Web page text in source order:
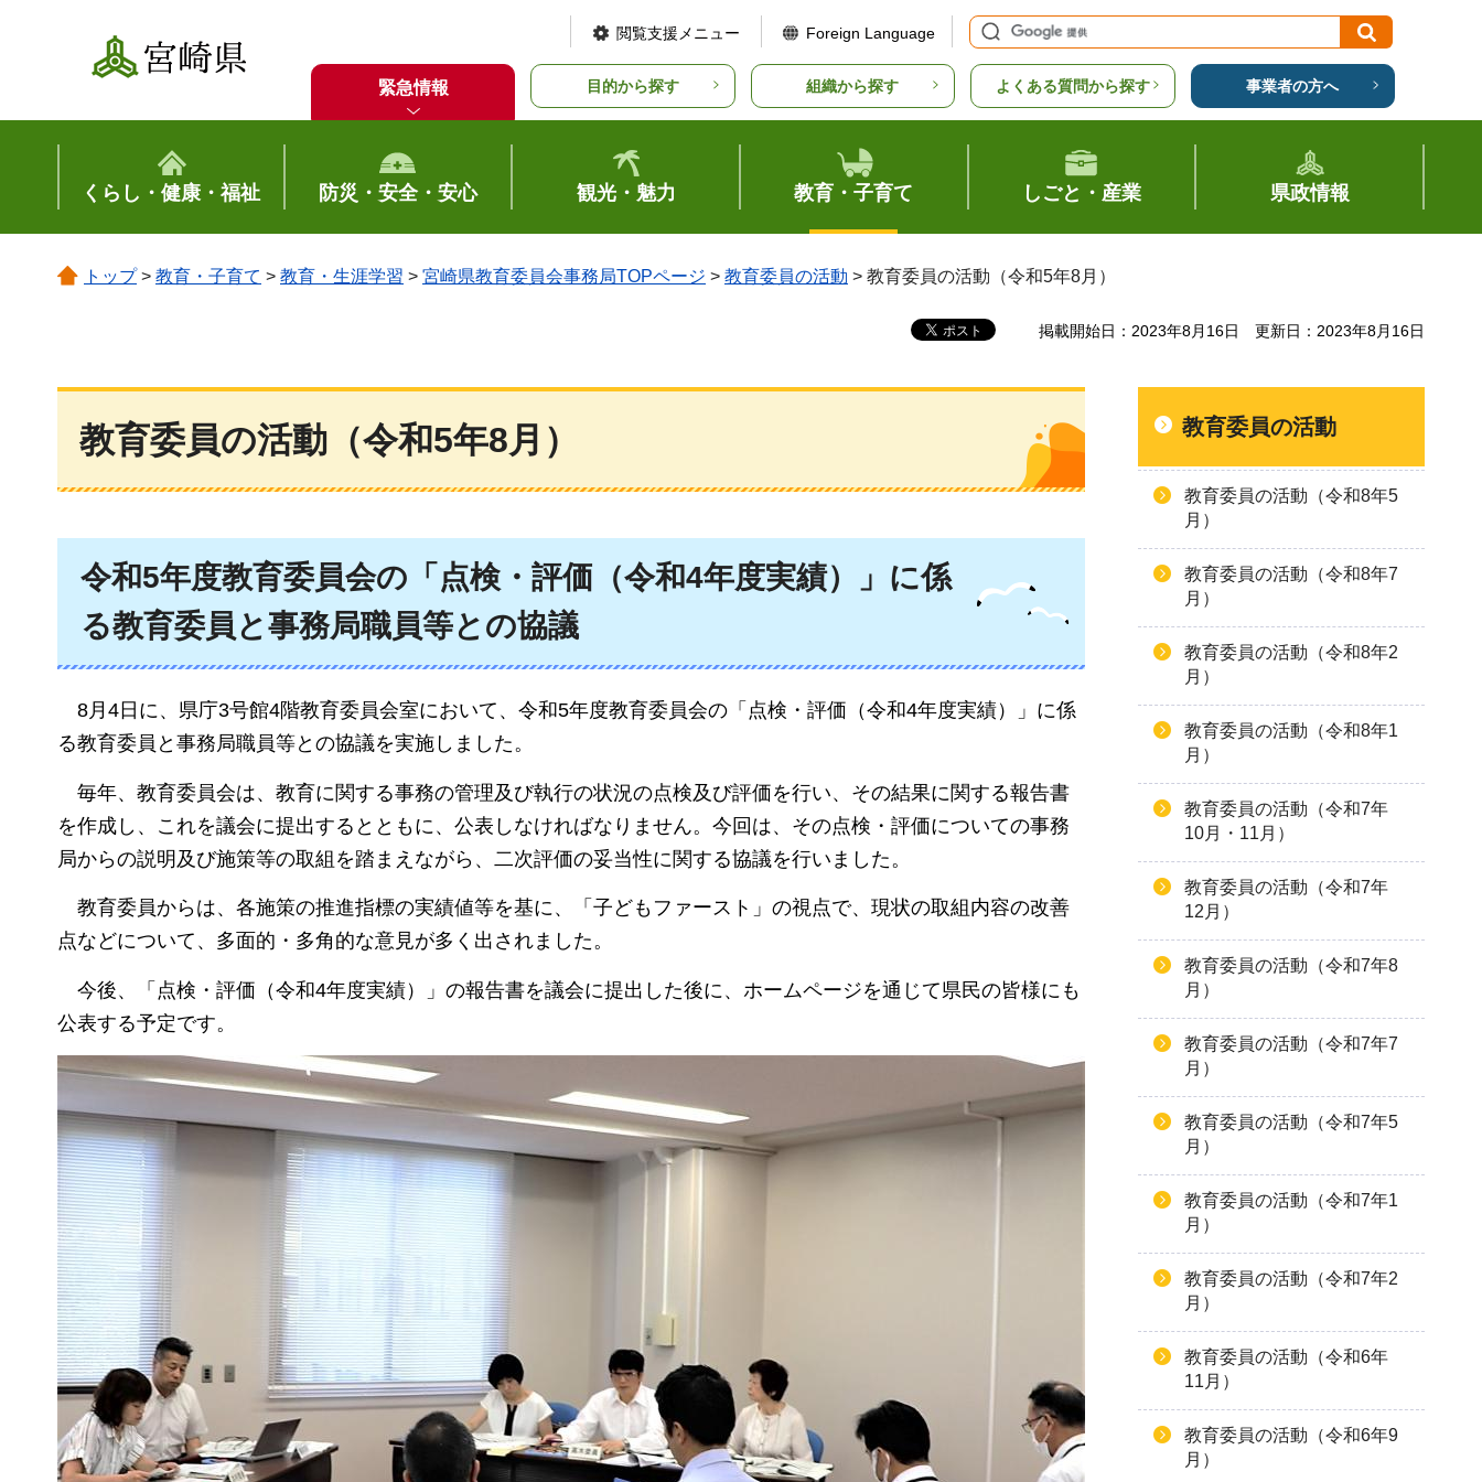
宮崎県
閲覧支援メニュー Foreign Language
緊急情報 目的から探す 組織から探す よくある質問から探す 事業者の方へ
くらし・健康・福祉 防災・安全・安心 観光・魅力 教育・子育て しごと・産業 県政情報
トップ> 教育・子育て > 教育・生涯学習 > 宮崎県教育委員会事務局TOPページ > 教育委員の活動 > 教育委員の活動（令和5年8月）
掲載開始日：2023年8月16日 更新日：2023年8月16日
教育委員の活動（令和5年8月）
令和5年度教育委員会の「点検・評価（令和4年度実績）」に係
る教育委員と事務局職員等との協議
8月4日に、県庁3号館4階教育委員会室において、令和5年度教育委員会の「点検・評価（令和4年度実績）」に係
る教育委員と事務局職員等との協議を実施しました。
毎年、教育委員会は、教育に関する事務の管理及び執行の状況の点検及び評価を行い、その結果に関する報告書
を作成し、これを議会に提出するとともに、公表しなければなりません。今回は、その点検・評価についての事務
局からの説明及び施策等の取組を踏まえながら、二次評価の妥当性に関する協議を行いました。
教育委員からは、各施策の推進指標の実績値等を基に、「子どもファースト」の視点で、現状の取組内容の改善
点などについて、多面的・多角的な意見が多く出されました。
今後、「点検・評価（令和4年度実績）」の報告書を議会に提出した後に、ホームページを通じて県民の皆様にも
公表する予定です。
教育委員の活動
教育委員の活動（令和8年5
月）
教育委員の活動（令和8年7
月）
教育委員の活動（令和8年2
月）
教育委員の活動（令和8年1
月）
教育委員の活動（令和7年
10月・11月）
教育委員の活動（令和7年
12月）
教育委員の活動（令和7年8
月）
教育委員の活動（令和7年7
月）
教育委員の活動（令和7年5
月）
教育委員の活動（令和7年1
月）
教育委員の活動（令和7年2
月）
教育委員の活動（令和6年
11月）
教育委員の活動（令和6年9
月）